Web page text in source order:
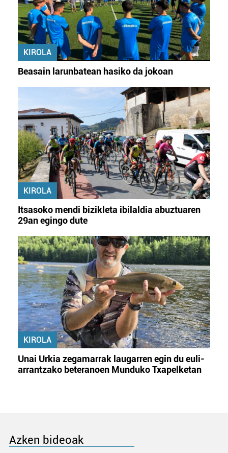
KIROLA
Beasain larunbatean hasiko da jokoan
KIROLA
Itsasoko mendi bizikleta ibilaldia abuztuaren
29an egingo dute
KIROLA
Unai Urkia zegamarrak laugarren egin du euli-
arrantzako beteranoen Munduko Txapelketan
Azken bideoak